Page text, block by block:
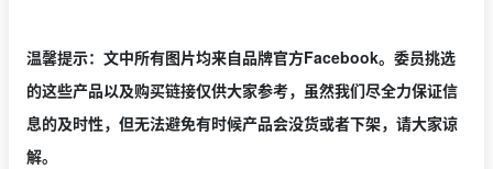
温馨提示：文中所有图片均来自品牌官方Facebook。委员挑选
的这些产品以及购买链接仅供大家参考，虽然我们尽全力保证信
息的及时性，但无法避免有时候产品会没货或者下架，请大家谅
解。